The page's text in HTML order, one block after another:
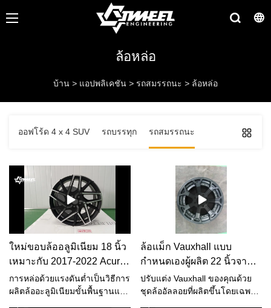
ล้อหล่อ
บ้าน > แอปพลิเคชัน > รถสมรรถนะ > ล้อหล่อ
ออฟโร้ด 4 x 4 SUV รถบรรทุก รถสมรรถนะ
ใหม่ขอบล้ออลูมิเนียม 18 นิ้ว
เหมาะกับ 2017-2022 Acura |
JWHEEL
การหล่อด้วยแรงดันต่ำเป็นวิธีการ
ผลิตล้ออะลูมิเนียมขั้นพื้นฐานและ
ล้อแม็ก Vauxhall แบบ
กำหนดเองผู้ผลิต 22 นิ้วจาก
ประเทศจีน | JWHEEL
ปรับแต่ง Vauxhall ของคุณด้วย
ชุดล้ออัลลอยที่ผลิตขึ้นโดยเฉพาะ